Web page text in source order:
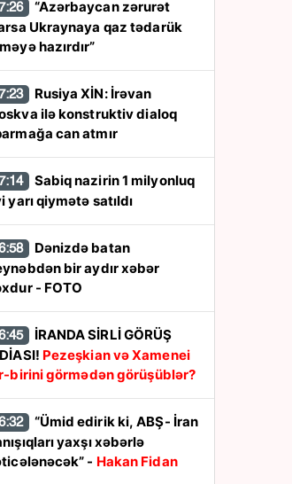
в России
как
Как выглядит место
Ukraynaya qaz tədarük
hazırdır”
ilə konstruktiv dialoq
can atmır
yarı qiymətə satıldı
bir aydır xəbər
- FOTO
Pezeşkian və Xamenei
birini görmədən görüşüblər?
yaxşı xəbərlə
- Hakan Fidan